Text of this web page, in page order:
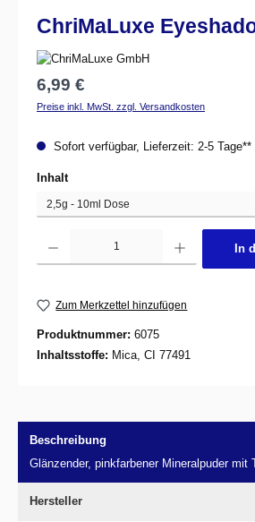
ChriMaLuxe
Regulärer Preis:
6,99 €
Preise inkl. MwSt. zzgl. Versandkosten
Sofort verfügbar, Lieferzeit: 2-5 Tage**
Inhaltauswählen
In
Zum Merkzettel hinzufügen
Produktnummer: 6075
Inhaltsstoffe: Mica, CI 77491
Beschreibung
Glänzender, pinkfarbener Mineralpuder mit
Hersteller